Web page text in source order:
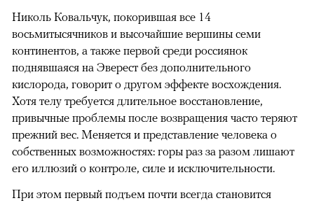
Николь Ковальчук, покорившая все 14
восьмитысячников и высочайшие вершины семи
континентов, а также первой среди россиянок
поднявшаяся на Эверест без дополнительного
кислорода, говорит о другом эффекте восхождения.
Хотя телу требуется длительное восстановление,
привычные проблемы после возвращения часто теряют
прежний вес. Меняется и представление человека о
собственных возможностях: горы раз за разом лишают
его иллюзий о контроле, силе и исключительности.
При этом первый подъем почти всегда становится